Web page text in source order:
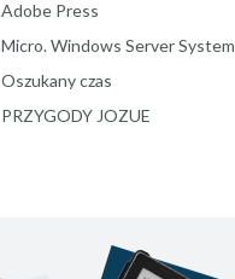
Adobe Press
Micro. Windows Server System
Oszukany czas
PRZYGODY JOZUE